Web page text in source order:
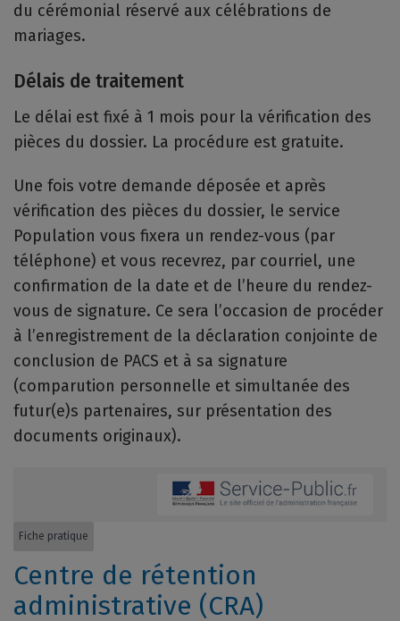
du cérémonial réservé aux célébrations de
mariages.
Délais de traitement
Le délai est fixé à 1 mois pour la vérification des
pièces du dossier. La procédure est gratuite.
Une fois votre demande déposée et après
vérification des pièces du dossier, le service
Population vous fixera un rendez-vous (par
téléphone) et vous recevrez, par courriel, une
confirmation de la date et de l’heure du rendez-
vous de signature. Ce sera l’occasion de procéder
à l’enregistrement de la déclaration conjointe de
conclusion de PACS et à sa signature
(comparution personnelle et simultanée des
futur(e)s partenaires, sur présentation des
documents originaux).
Fiche pratique
Centre de rétention
administrative (CRA)